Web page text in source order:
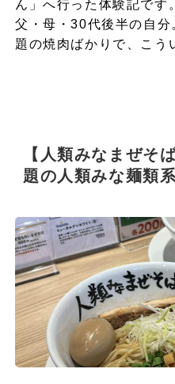
ん」へ行った体験記です
父・母・30代後半の自
題の焼肉ばかりで、こう
【人類みなまぜそ
題の人類みな麺類